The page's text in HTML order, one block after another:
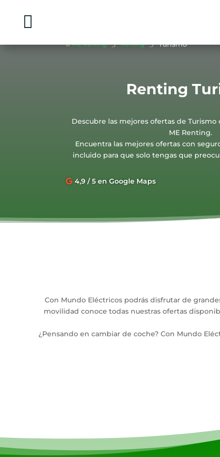

 ME Renting 5 Renting 5 Turismo
Renting
Descubre las mejores ofertas de
ME Renting.
Encuentra las mejores ofertas con
incluido para que solo tengas que
 4,9 / 5 en Google Maps
Con Mundo Eléctricos podrás disfrutar de
movilidad conoce todas nuestras ofertas
¿Pensando en cambiar de coche? Con Mundo